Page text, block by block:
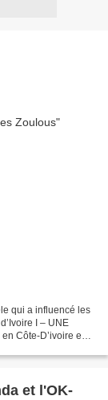
qui a influencé les
I – UNE
Côte-D’ivoire en
et l'OK-